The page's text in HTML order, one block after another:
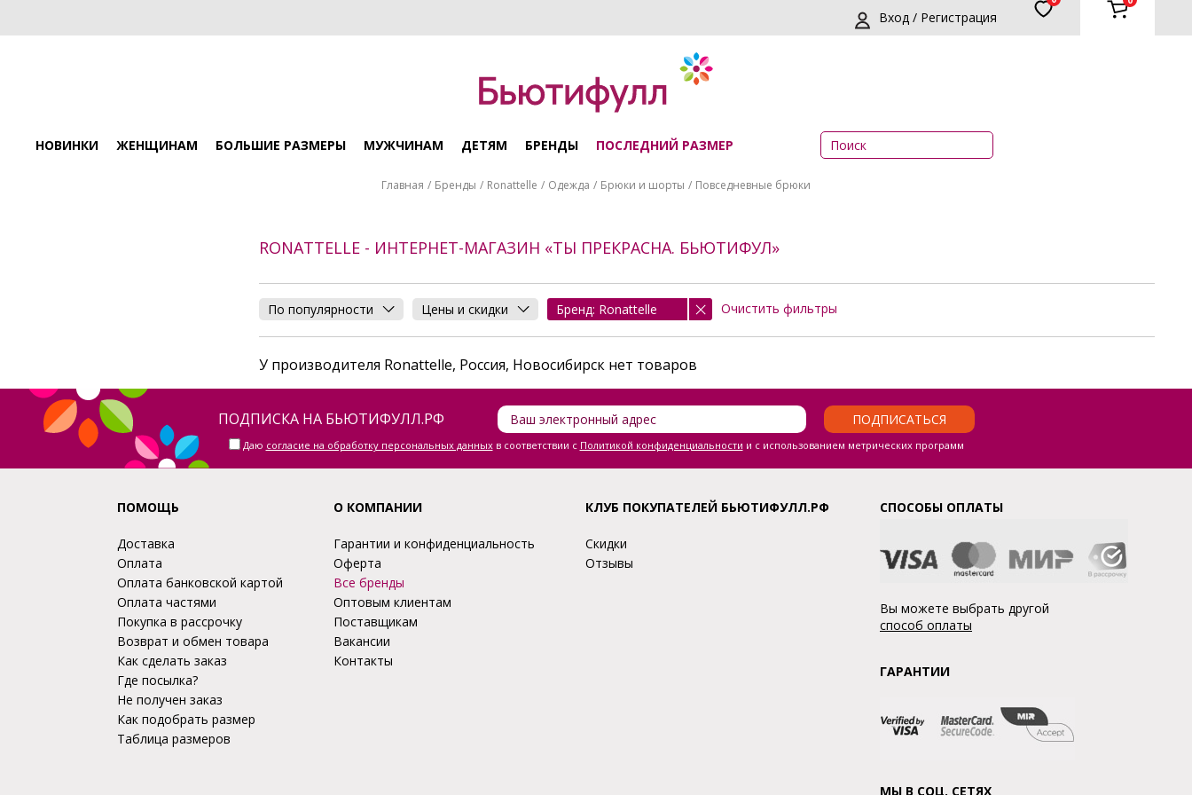
Вход / Регистрация
НОВИНКИ ЖЕНЩИНАМ БОЛЬШИЕ РАЗМЕРЫ МУЖЧИНАМ ДЕТЯМ БРЕНДЫ ПОСЛЕДНИЙ РАЗМЕР
Главная Бренды Ronattelle Одежда Брюки и шорты Повседневные брюки
RONATTELLE - ИНТЕРНЕТ-МАГАЗИН «ТЫ ПРЕКРАСНА. БЬЮТИФУЛ»
По популярности Цены и скидки Бренд: Ronattelle Очистить фильтры
У производителя Ronattelle, Россия, Новосибирск нет товаров
ПОДПИСКА НА БЬЮТИФУЛЛ.РФ ПОДПИСАТЬСЯ
Даю согласие на обработку персональных данныхв соответствии с Политикой конфиденциальности и с использованием метрических программ
ПОМОЩЬ
Доставка
Оплата
Оплата банковской картой
Оплата частями
Покупка в рассрочку
Возврат и обмен товара
Как сделать заказ
Где посылка?
Не получен заказ
Как подобрать размер
Таблица размеров
О КОМПАНИИ
Гарантии и конфиденциальность
Оферта
Все бренды
Оптовым клиентам
Поставщикам
Вакансии
Контакты
КЛУБ ПОКУПАТЕЛЕЙ БЬЮТИФУЛЛ.РФ
Скидки
Отзывы
СПОСОБЫ ОПЛАТЫ
Вы можете выбрать другой
способ оплаты
ГАРАНТИИ
МЫ В СОЦ. СЕТЯХ